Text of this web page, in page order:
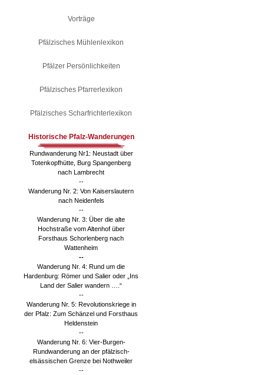
Vorträge
Pfälzisches Mühlenlexikon
Pfälzer Persönlichkeiten
Pfälzisches Pfarrerlexikon
Pfälzisches Scharfrichterlexikon
Historische Pfalz-Wanderungen
Rundwanderung Nr1: Neustadt über
Totenkopfhütte, Burg Spangenberg
nach Lambrecht
--
Wanderung Nr. 2: Von Kaiserslautern
nach Neidenfels
--
Wanderung Nr. 3: Über die alte
Hochstraße vom Altenhof über
Forsthaus Schorlenberg nach
Wattenheim
--
Wanderung Nr. 4: Rund um die
Hardenburg: Römer und Salier oder „Ins
Land der Salier wandern ….“
--
Wanderung Nr. 5: Revolutionskriege in
der Pfalz: Zum Schänzel und Forsthaus
Heldenstein
--
Wanderung Nr. 6: Vier-Burgen-
Rundwanderung an der pfälzisch-
elsässischen Grenze bei Nothweiler
--